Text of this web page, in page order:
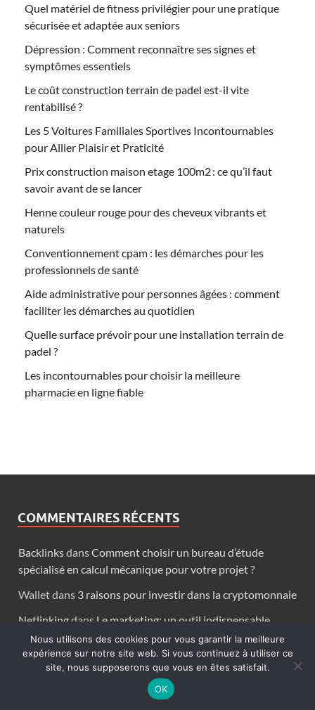
Quel matériel de fitness privilégier pour une pratique
sécurisée et adaptée aux seniors
Dépression : Comment reconnaître ses signes et
symptômes essentiels
Le coût construction terrain de padel est-il vite
rentabilisé ?
Les 5 Voitures Familiales Sportives Incontournables
pour Allier Plaisir et Praticité
Prix construction maison etage 100m2 : ce qu’il faut
savoir avant de se lancer
Henne couleur rouge pour des cheveux vibrants et
naturels
Conventionnement cpam : les démarches pour les
professionnels de santé
Aide administrative pour personnes âgées : comment
faciliter les démarches au quotidien
Quelle surface prévoir pour une installation terrain de
padel ?
Les incontournables pour choisir la meilleure
pharmacie en ligne fiable
COMMENTAIRES RÉCENTS
BacklinksdansComment choisir un bureau d’étude
spécialisé en calcul mécanique pour votre projet ?
Walletdans 3 raisons pour investir dans la cryptomonnaie
Netlinkingdans Le marketing: un outil indispensable
selon Ranger Marketing
Eago
dans
8 histoires que vous ne connaissiez pas sur les
Analyse de la zone de
Nous utilisons des cookies pour vous garantir la meilleure
expérience sur notre site web. Si vous continuez à utiliser ce
site, nous supposerons que vous en êtes satisfait.
OK